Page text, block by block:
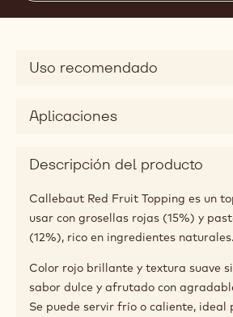
Uso recomendado
Aplicaciones
Descripción del producto
Callebaut Red Fruit Topping es un
usar con grosellas rojas (15%) y
(12%), rico en ingredientes naturales.
Color rojo brillante y textura suave
sabor dulce y afrutado con
Se puede servir frío o caliente, ideal